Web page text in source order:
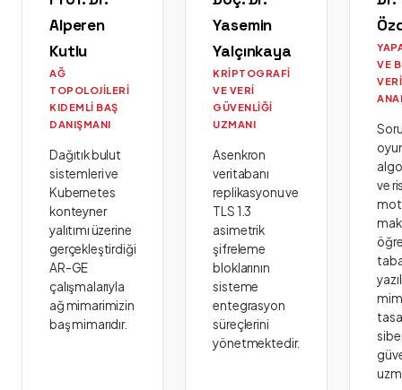
Alperen
Kutlu
AĞ
TOPOLOJILERI
KIDEMLI BAŞ
DANIŞMANI
Dağıtık bulut
sistemleri ve
Kubernetes
konteyner
yalıtımı üzerine
gerçekleştirdiği
AR-GE
çalışmalarıyla
ağ mimarimizin
baş mimarıdır.
Yasemin
Yalçınkaya
KRIPTOGRAFI
VE VERI
GÜVENLIĞI
UZMANI
Asenkron
veritabanı
replikasyonu ve
TLS 1.3
asimetrik
şifreleme
bloklarının
sisteme
entegrasyon
süreçlerini
yönetmektedir.
VE
VERI
ve